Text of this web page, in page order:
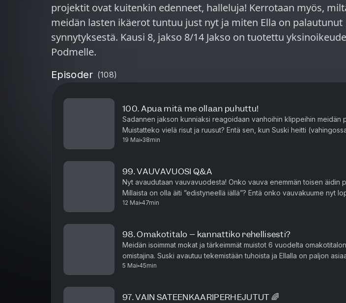
projektit ovat kuitenkin edenneet, halleluja! Kerrotaan myös,
meidän lasten ikäerot tuntuu just nyt ja miten Ella on palautunut
synnytyksestä. Kausi 8, jakso 8/14 Jakso on tuotettu yksinoikeudella
Podmelle.
Episoder (108)
100. Apua mitä me ollaan puhuttu!
Sadannen jakson kunniaksi reagoidaan vanhoihin klippeihin meidän
Muistatteko vielä risut ja ruusut? Entä sen, kun Suski heitti
pikkarit yleisöön? Tai sen, kun Ella melkein joi ...
19 Mai 38min
99. VAUVAVUOSI Q&A
Nyt avaudutaan vauvavuodesta! Onko vauva enemmän toisen äidin
Millaista on olla äiti ”edistyneellä iällä”? Entä onko vauvakuume nyt
ohi? Mukana myös viikon parhaat ja pahimmat: El...
12 Mai 47min
98. Omakotitalo – kannattiko rehellisesti?
Meidän isoimmat mokat ja tärkeimmät muistot 6 vuodelta omakotitalon
omistajina. Suski avautuu tekemistään tuhoista ja Ellalla on paljon
villieläimistä. Mutta ollaan me jotain talon omistajina op...
5 Mai 45min
97. VAIN SATEENKAARIPERHEJUTUT 🌈